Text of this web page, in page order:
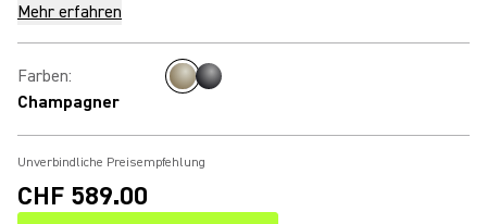
Mehr erfahren
Farben:
Champagner
Unverbindliche Preisempfehlung
CHF 589.00